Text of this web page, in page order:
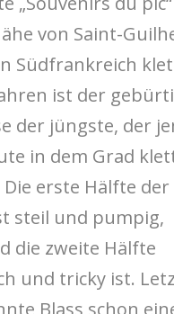
von Saint-
Südfrankreich
ist der
der jüngste, der
in dem Grad
erste Hälfte der
steil und pumpig,
die zweite Hälfte
und tricky ist.